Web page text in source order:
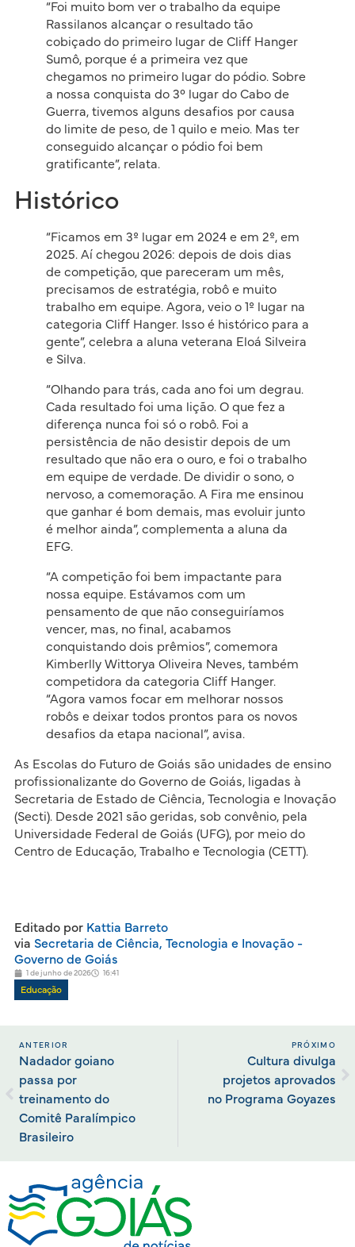
“Foi muito bom ver o trabalho da equipe
Rassilanos alcançar o resultado tão
cobiçado do primeiro lugar de Cliff Hanger
Sumô, porque é a primeira vez que
chegamos no primeiro lugar do pódio. Sobre
a nossa conquista do 3° lugar do Cabo de
Guerra, tivemos alguns desafios por causa
do limite de peso, de 1 quilo e meio. Mas ter
conseguido alcançar o pódio foi bem
gratificante”, relata.
Histórico
“Ficamos em 3º lugar em 2024 e em 2º, em
2025. Aí chegou 2026: depois de dois dias
de competição, que pareceram um mês,
precisamos de estratégia, robô e muito
trabalho em equipe. Agora, veio o 1º lugar na
categoria Cliff Hanger. Isso é histórico para a
gente”, celebra a aluna veterana Eloá Silveira
e Silva.
“Olhando para trás, cada ano foi um degrau.
Cada resultado foi uma lição. O que fez a
diferença nunca foi só o robô. Foi a
persistência de não desistir depois de um
resultado que não era o ouro, e foi o trabalho
em equipe de verdade. De dividir o sono, o
nervoso, a comemoração. A Fira me ensinou
que ganhar é bom demais, mas evoluir junto
é melhor ainda”, complementa a aluna da
EFG.
“A competição foi bem impactante para
nossa equipe. Estávamos com um
pensamento de que não conseguiríamos
vencer, mas, no final, acabamos
conquistando dois prêmios”, comemora
Kimberlly Wittorya Oliveira Neves, também
competidora da categoria Cliff Hanger.
“Agora vamos focar em melhorar nossos
robôs e deixar todos prontos para os novos
desafios da etapa nacional”, avisa.
As Escolas do Futuro de Goiás são unidades de ensino
profissionalizante do Governo de Goiás, ligadas à
Secretaria de Estado de Ciência, Tecnologia e Inovação
(Secti). Desde 2021 são geridas, sob convênio, pela
Universidade Federal de Goiás (UFG), por meio do
Centro de Educação, Trabalho e Tecnologia (CETT).
Editado porKattia Barreto
via Secretaria de Ciência, Tecnologia e Inovação -
Governo de Goiás
1 de junho de 2026 16:41
Educação
ANTERIOR
Nadador goiano
passa por
treinamento do
Comitê Paralímpico
Brasileiro
PRÓXIMO
Cultura divulga
projetos aprovados
no Programa Goyazes